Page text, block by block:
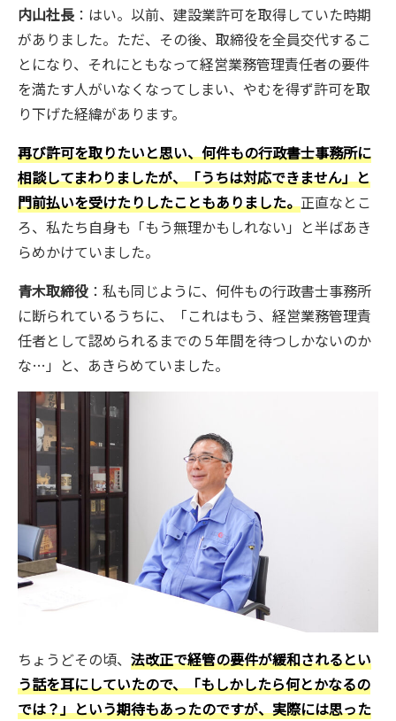
内山社長 ：はい。以前、建設業許可を取得していた時期
がありました。ただ、その後、取締役を全員交代するこ
とになり、それにともなって経営業務管理責任者の要件
を満たす人がいなくなってしまい、やむを得ず許可を取
り下げた経緯があります。
再び許可を取りたいと思い、何件もの行政書士事務所に
相談してまわりましたが、「うちは対応できません」と
門前払いを受けたりしたこともありました。正直なとこ
ろ、私たち自身も「もう無理かもしれない」と半ばあき
らめかけていました。
青木取締役 ：私も同じように、何件もの行政書士事務所
に断られているうちに、「これはもう、経営業務管理責
任者として認められるまでの５年間を待つしかないのか
な…」と、あきらめていました。
ちょうどその頃、 法改正で経管の要件が緩和されるとい
う話を耳にしていたので、「もしかしたら何とかなるの
では？」という期待もあったのですが、実際には思った